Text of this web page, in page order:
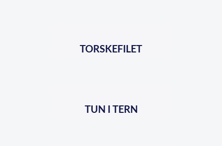
TORSKEFILET
TUN I TERN